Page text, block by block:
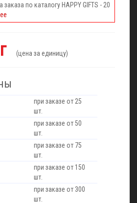
по каталогу HAPPY GIFTS - 20
(цена за единицу)
при заказе от 25
шт.
при заказе от 50
шт.
при заказе от 75
шт.
при заказе от 150
шт.
при заказе от 300
шт.